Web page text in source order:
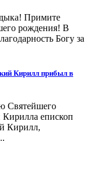
Примите
рождения! В
Богу за
Кирилл прибыл в
Святейшего
Кирилла епископ
Кирилл,